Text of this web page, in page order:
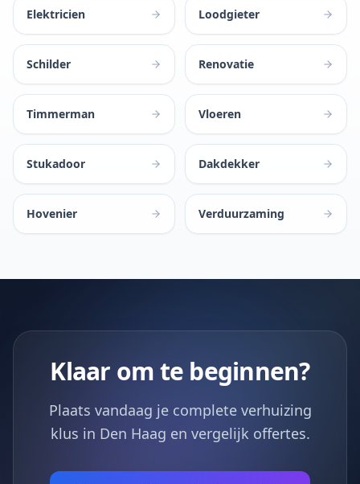
Elektricien Loodgieter
Schilder Renovatie
Timmerman Vloeren
Stukadoor Dakdekker
Hovenier Verduurzaming
Klaar om te beginnen?
Plaats vandaag je complete verhuizing
klus in Den Haag en vergelijk offertes.